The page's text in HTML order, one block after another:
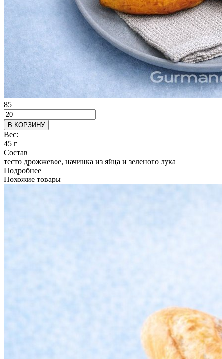
85
В КОРЗИНУ
Вес:
45 г
Состав
тесто дрожжевое, начинка из яйца и зеленого лука
Подробнее
Похожие товары